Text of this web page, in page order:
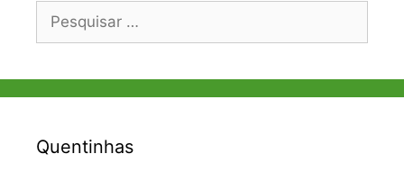
por:
Quentinhas